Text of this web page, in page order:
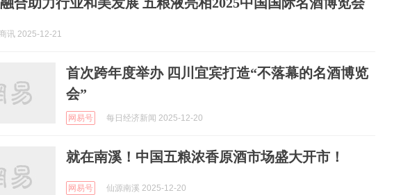
讯 2025-12-21
首次跨年度举办 四川宜宾打造“不落幕的名酒博览
会”
网易号 每日经济新闻 2025-12-20
就在南溪！中国五粮浓香原酒市场盛大开市！
网易号 仙源南溪 2025-12-20